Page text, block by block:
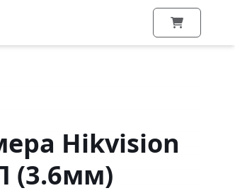
Hikvision
(3.6мм)